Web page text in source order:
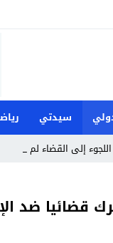
سيدتي
إلى القضاء لمواجهة
قضائيا ضد